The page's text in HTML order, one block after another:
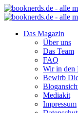
Das Magazin
Über uns
Das Team
FAQ
Wir in den
Bewirb
Mediakit
Impressum